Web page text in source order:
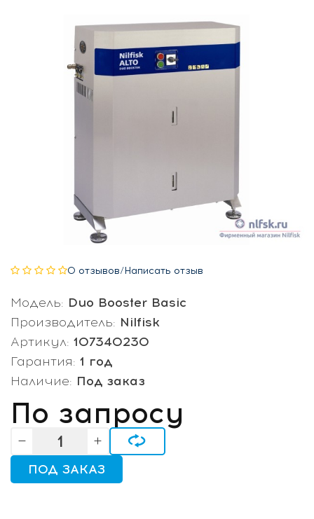
0 отзывов/Написать отзыв
Модель: Duo Booster Basic
Производитель: Nilfisk
Артикул: 107340230
Гарантия: 1 год
Наличие: Под заказ
По запросу
ПОД ЗАКАЗ